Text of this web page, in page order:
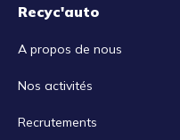
Recyc'auto
A propos de nous
Nos activités
Recrutements